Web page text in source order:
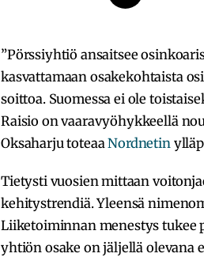
”Pörssiyhtiö ansaitsee
kasvattamaan osakekohtaista
soittoa. Suomessa ei ole
Raisio on vaaravyöhykkeellä
Oksaharju toteaaNordnetin
Tietysti vuosien mittaan
kehitystrendiä. Yleensä
Liiketoiminnan menestys tukee
yhtiön osake on jäljellä olevana